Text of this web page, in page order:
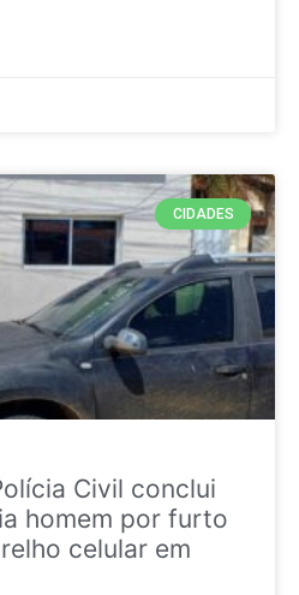
CIDADES
Civil conclui
homem por furto
celular em